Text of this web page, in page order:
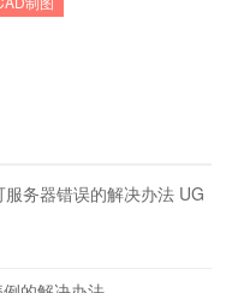
务器错误的解决办法 UG